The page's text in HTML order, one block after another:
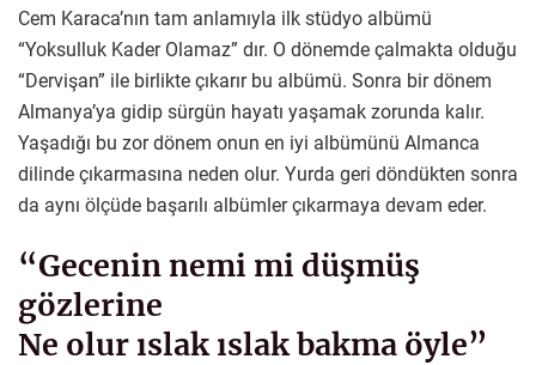
Cem Karaca’nın tam anlamıyla ilk stüdyo albümü
“Yoksulluk Kader Olamaz” dır. O dönemde çalmakta olduğu
“Dervişan” ile birlikte çıkarır bu albümü. Sonra bir dönem
Almanya’ya gidip sürgün hayatı yaşamak zorunda kalır.
Yaşadığı bu zor dönem onun en iyi albümünü Almanca
dilinde çıkarmasına neden olur. Yurda geri döndükten sonra
da aynı ölçüde başarılı albümler çıkarmaya devam eder.
“Gecenin nemi mi düşmüş
gözlerine
Ne olur ıslak ıslak bakma öyle”